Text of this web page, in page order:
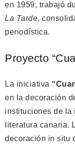
en 1959, trabajó
La Tarde,
periodística.
Proyecto
La iniciativa
en la decoración
instituciones de la
literatura canaria.
decoración in situ